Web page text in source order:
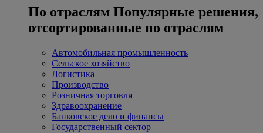
По отраслям Популярные решения,
отсортированные по отраслям
Автомобильная промышленность
Сельское хозяйство
Логистика
Производство
Розничная торговля
Здравоохранение
Банковское дело и финансы
Государственный сектор